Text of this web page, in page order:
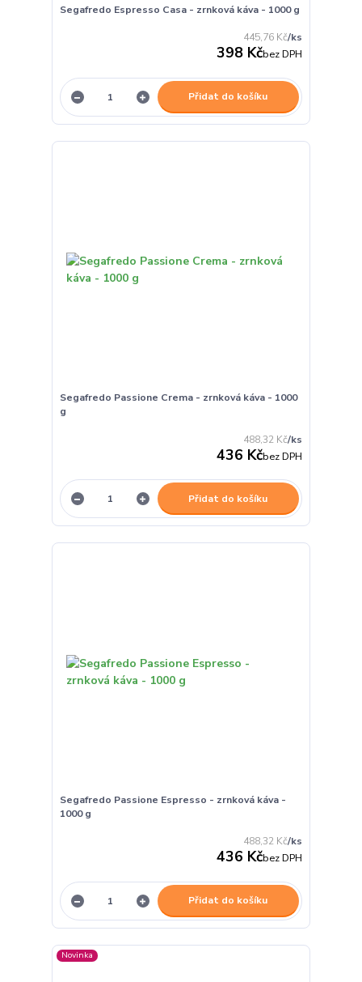
Segafredo Espresso Casa - zrnková káva - 1000 g
445,76 Kč/ks
398 Kčbez DPH
Přidat do košíku
Segafredo Passione Crema - zrnková káva - 1000
g
488,32 Kč/ks
436 Kčbez DPH
Přidat do košíku
Segafredo Passione Espresso - zrnková káva -
1000 g
488,32 Kč/ks
436 Kčbez DPH
Přidat do košíku
Novinka